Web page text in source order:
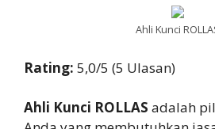
Ahli Kunci
Rating: 5,0/5 (5 Ulasan)
Ahli Kunci ROLLAS adalah